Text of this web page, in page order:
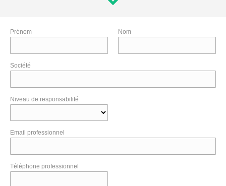
Prénom Nom
Société
Niveau de responsabilité
Email professionnel
Téléphone professionnel